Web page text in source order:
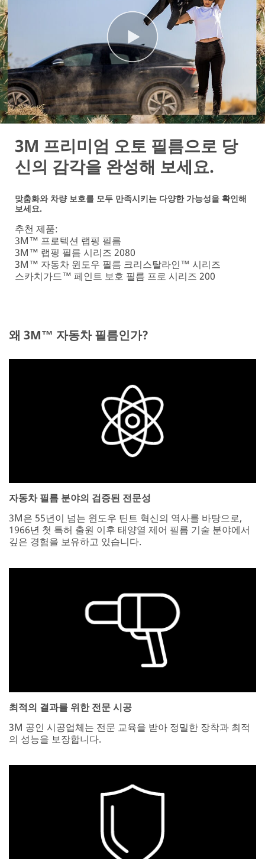
3M 프리미엄 오토 필름으로 당
신의 감각을 완성해 보세요.
맞춤화와 차량 보호를 모두 만족시키는 다양한 가능성을 확인해
보세요.
추천 제품:
3M™ 프로텍션 랩핑 필름
3M™ 랩핑 필름 시리즈 2080
3M™ 자동차 윈도우 필름 크리스탈라인™ 시리즈
스카치가드™ 페인트 보호 필름 프로 시리즈 200
왜 3M™ 자동차 필름인가?
자동차 필름 분야의 검증된 전문성
3M은 55년이 넘는 윈도우 틴트 혁신의 역사를 바탕으로,
1966년 첫 특허 출원 이후 태양열 제어 필름 기술 분야에서
깊은 경험을 보유하고 있습니다.
최적의 결과를 위한 전문 시공
3M 공인 시공업체는 전문 교육을 받아 정밀한 장착과 최적
의 성능을 보장합니다.